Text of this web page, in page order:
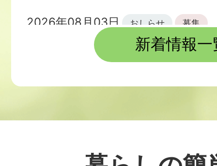
2026年08月03日 おしらせ 募集
令和8年11月任用 伊豆市パー
伊豆市あんしん見守りネット
新着情報一